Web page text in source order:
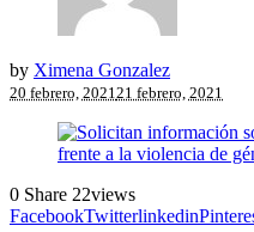
by Ximena Gonzalez
20 febrero, 2021 21 febrero, 2021
0 Share 22views
FacebookTwitterlinkedin